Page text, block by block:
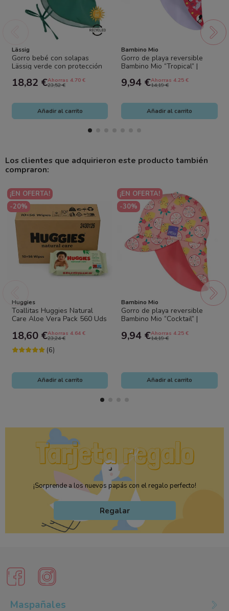
Lässig
Gorro bebé con solapas
Lässig verde con protección
cubre...
18,82 €Ahorras 4.70 €
23,52 €
Añadir al carrito
Bambino Mio
Gorro de playa reversible
Bambino Mio “Tropical” |
bebé
9,94 €Ahorras 4.25 €
14,19 €
Añadir al carrito
Los clientes que adquirieron este producto también
compraron:
¡EN OFERTA!
-20%
Huggies
Toallitas Huggies Natural
Care Aloe Vera Pack 560 Uds
18,60 €Ahorras 4.64 €
23,24 €
(6)
Añadir al carrito
¡EN OFERTA!
-30%
Bambino Mio
Gorro de playa reversible
Bambino Mio “Cocktail” |
bebé
9,94 €Ahorras 4.25 €
14,19 €
Añadir al carrito
¡Sorprende a los nuevos papás con el regalo perfecto!
Regalar
Maspañales